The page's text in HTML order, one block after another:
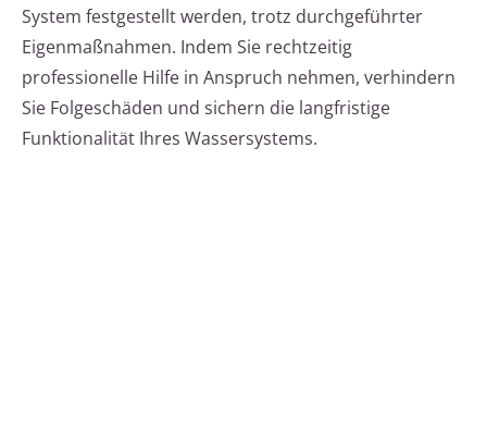
System festgestellt werden, trotz durchgeführter
Eigenmaßnahmen. Indem Sie rechtzeitig
professionelle Hilfe in Anspruch nehmen, verhindern
Sie Folgeschäden und sichern die langfristige
Funktionalität Ihres Wassersystems.